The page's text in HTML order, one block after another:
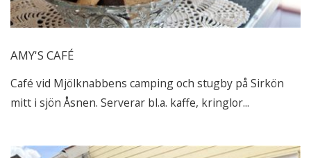
AMY'S CAFÉ
Café vid Mjölknabbens camping och stugby på Sirkön
mitt i sjön Åsnen. Serverar bl.a. kaffe, kringlor...